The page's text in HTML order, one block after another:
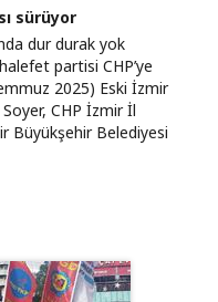
sürüyor
dur durak yok
partisi CHP’ye
2025) Eski İzmir
CHP İzmir İl
Büyükşehir Belediyesi